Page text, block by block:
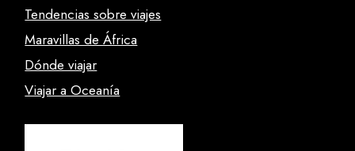
Tendencias sobre viajes
Maravillas de África
Dónde viajar
Viajar a Oceanía